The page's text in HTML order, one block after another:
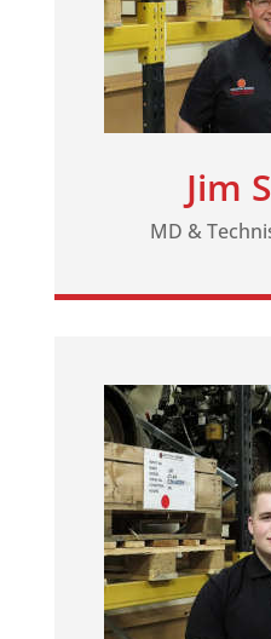
Jim
MD &